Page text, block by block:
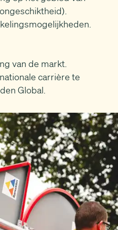
van de markt.
carrière te
Global.